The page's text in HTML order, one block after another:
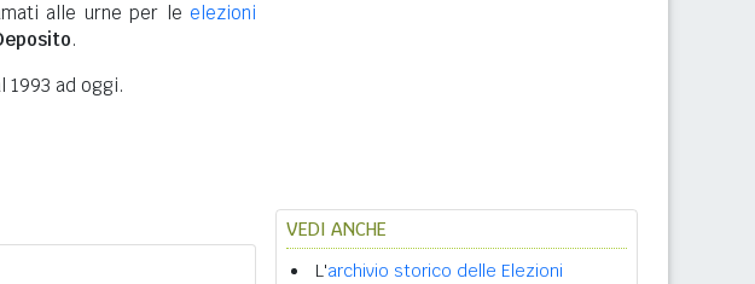
alle urne per le elezioni
.
1993 ad oggi.
VEDI ANCHE
L'archivio storico delle Elezioni